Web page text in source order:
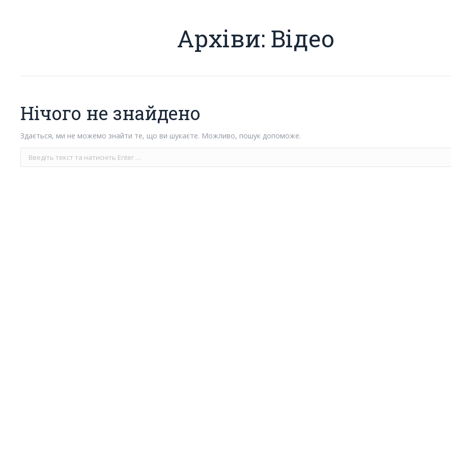
Архіви: Відео
Нічого не знайдено
Здається, ми не можемо знайти те, що ви шукаєте. Можливо, пошук допоможе.
Пошук: